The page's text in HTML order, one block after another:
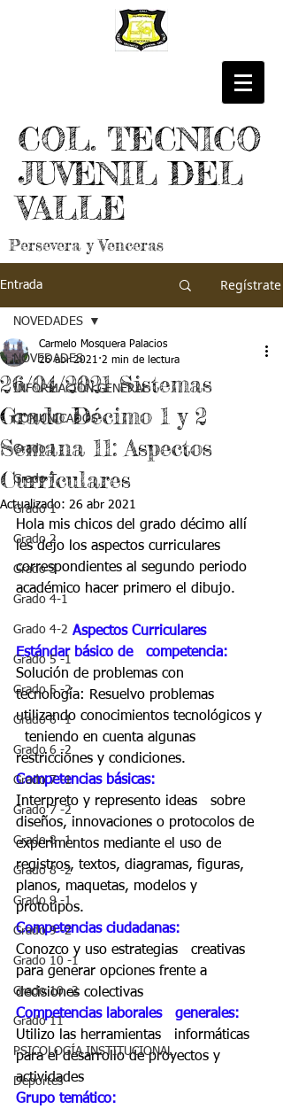
COL. TECNICO
JUVENIL DEL
VALLE
Persevera y Venceras
Entrada Regístrate
NOVEDADES
INFORMACIÓN GENERAL
COMUNICADOS
Grado J
Grado T
Grado 1
Grado 2
Grado 3
Grado 4-1
Grado 4-2
Grado 5 -1
Grado 5 -2
Grado 6 -1
Grado 6 -2
Grado 7 -1
Grado 7 -2
Grado 8 -1
Grado 8 -2
Grado 9 -1
Grado 9 -2
Grado 10 -1
Grado 10 -2
Grado 11
PSICOLOGÍA INSTITUCIONAL
Deportes
NOVEDADES
26/04/2021 Sistemas
Grado Décimo 1 y 2
Semana 11: Aspectos
Curriculares
Carmelo Mosquera Palacios
26 abr 2021 2 min de lectura
Actualizado: 26 abr 2021
Hola mis chicos del grado décimo allí
les dejo los aspectos curriculares
correspondientes al segundo periodo
académico hacer primero el dibujo.
Aspectos Curriculares
Estándar básico de   competencia:
Solución de problemas con
tecnología: Resuelvo problemas
utilizando conocimientos tecnológicos y
  teniendo en cuenta algunas
restricciones y condiciones.
Competencias básicas:
Interpreto y represento ideas   sobre
diseños, innovaciones o protocolos de
experimentos mediante el uso de
registros, textos, diagramas, figuras,
planos, maquetas, modelos y
prototipos.
Competencias ciudadanas:
Conozco y uso estrategias   creativas
para generar opciones frente a
decisiones colectivas
Competencias laborales   generales:
Utilizo las herramientas   informáticas
para el desarrollo de proyectos y
actividades
Grupo temático: